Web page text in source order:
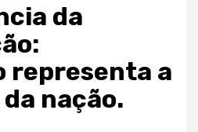
da
representa a
nação.